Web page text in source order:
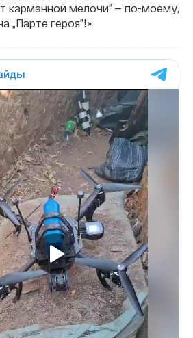
карманной мелочи” — по-моему,
„Парте героя”!»